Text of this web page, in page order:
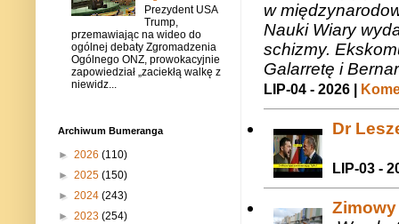
w
Nauki Wiary
schizmy.
Galarretę i
LIP-04 - 2026 |
Dr
LIP-03 -
Prezydent USA
Trump,
przemawiając na wideo do
ogólnej debaty Zgromadzenia
Ogólnego ONZ, prowokacyjnie
zapowiedział „zaciekłą walkę z
niewidz...
Archiwum Bumeranga
► 2026 (110)
► 2025 (150)
► 2024 (243)
► 2023 (254)